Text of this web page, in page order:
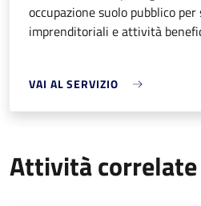
occupazione suolo pubblico
imprenditoriali e attività
VAI AL SERVIZIO
Attività correlate